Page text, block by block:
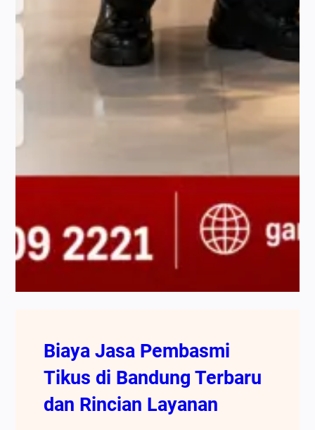
Biaya Jasa Pembasmi
Tikus di Bandung Terbaru
dan Rincian Layanan